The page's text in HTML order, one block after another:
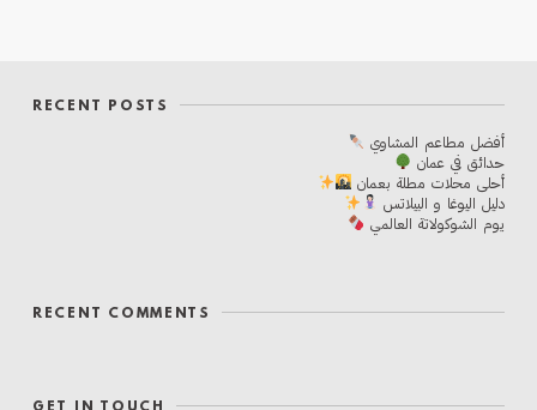
RECENT POSTS
أفضل مطاعم المشاوي
حدائق في عمان
أحلی محلات مطلة بعمان
دليل اليوغا و البيلاتس
يوم الشوكولاتة العالمي
RECENT COMMENTS